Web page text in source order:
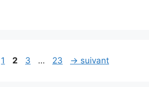
Page
1 Page
2 Page
3 … Page
23 → suivant